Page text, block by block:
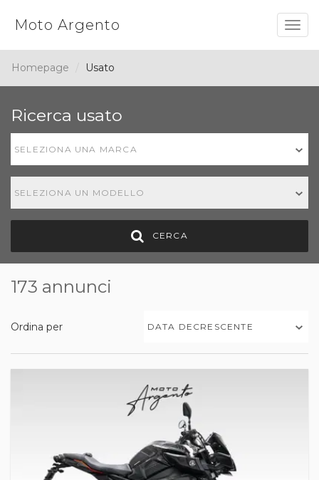
Moto Argento
Homepage Usato
Ricerca usato
SELEZIONA UNA MARCA
SELEZIONA UN MODELLO
CERCA
173 annunci
Ordina per DATA DECRESCENTE